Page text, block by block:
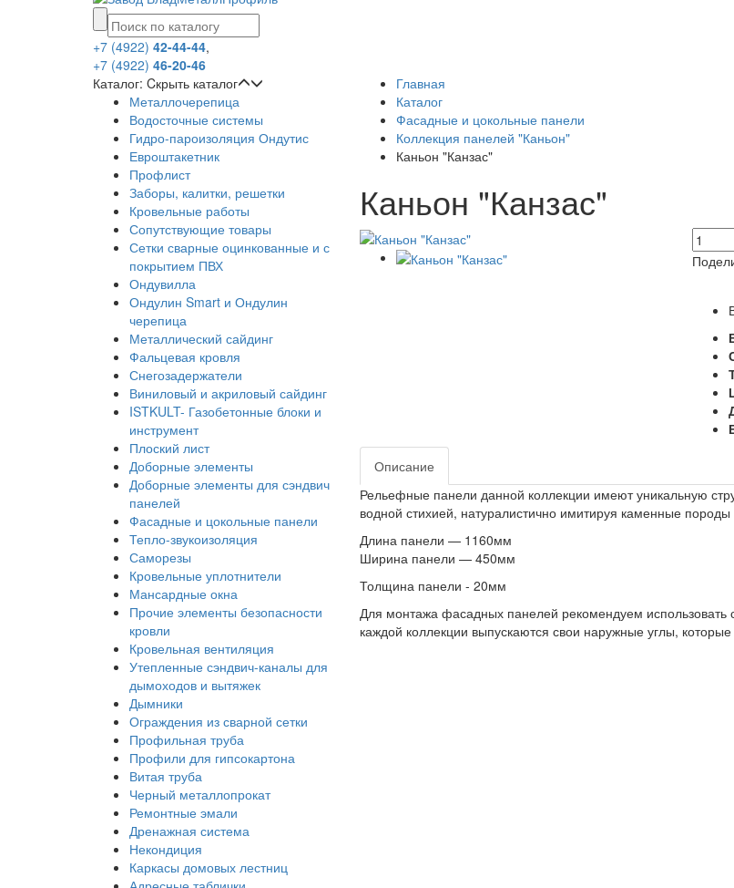
+7 (4922) 42-44-44,
+7 (4922) 46-20-46
Каталог: Cкрыть каталог
Металлочерепица
Водосточные системы
Гидро-пароизоляция Ондутис
Евроштакетник
Профлист
Заборы, калитки, решетки
Кровельные работы
Сопутствующие товары
Сетки сварные оцинкованные и с
покрытием ПВХ
Ондувилла
Ондулин Smart и Ондулин
черепица
Металлический сайдинг
Фальцевая кровля
Снегозадержатели
Виниловый и акриловый сайдинг
ISTKULT- Газобетонные блоки и
инструмент
Плоский лист
Доборные элементы
Доборные элементы для сэндвич
панелей
Фасадные и цокольные панели
Тепло-звукоизоляция
Саморезы
Кровельные уплотнители
Мансардные окна
Прочие элементы безопасности
кровли
Кровельная вентиляция
Утепленные сэндвич-каналы для
дымоходов и вытяжек
Дымники
Ограждения из сварной сетки
Профильная труба
Профили для гипсокартона
Витая труба
Черный металлопрокат
Ремонтные эмали
Дренажная система
Некондиция
Каркасы домовых лестниц
Главная
Каталог
Фасадные и цокольные панели
Коллекция панелей "Каньон"
Каньон "Канзас"
Каньон "Канзас"
Описание
Рельефные панели данной коллекции имеют уникальную
водной стихией, натуралистично имитируя каменные
Длина панели — 1160мм
Ширина панели — 450мм
Толщина панели - 20мм
Для монтажа фасадных панелей рекомендуем
каждой коллекции выпускаются свои наружные углы,